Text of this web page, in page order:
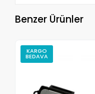
Benzer Ürünler
KARGO
BEDAVA